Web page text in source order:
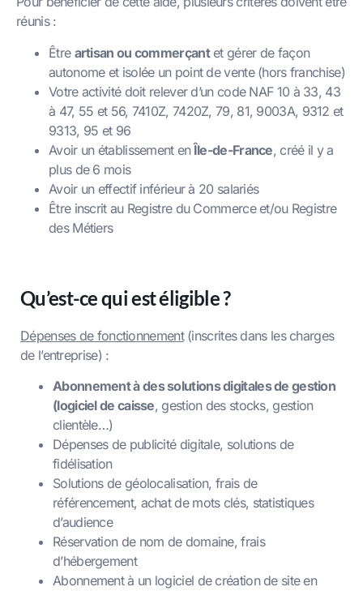
réunis :
Être artisan ou commerçantet gérer de façon
autonome et isolée un point de vente (hors franchise)
Votre activité doit relever d’un code NAF 10 à 33, 43
à 47, 55 et 56, 7410Z, 7420Z, 79, 81, 9003A, 9312 et
9313, 95 et 96
Avoir un établissement enÎle-de-France, créé il y a
plus de 6 mois
Avoir un effectif inférieur à 20 salariés
Être inscrit au Registre du Commerce et/ou Registre
des Métiers
Qu’est-ce qui est éligible ?
Dépenses de fonctionnement(inscrites dans les charges
de l’entreprise) :
Abonnement à des solutions digitales de gestion
(logiciel de caisse, gestion des stocks, gestion
clientèle…)
Dépenses de publicité digitale, solutions de
fidélisation
Solutions de géolocalisation, frais de
référencement, achat de mots clés, statistiques
d’audience
Réservation de nom de domaine, frais
d’hébergement
Abonnement à un logiciel de création de site en